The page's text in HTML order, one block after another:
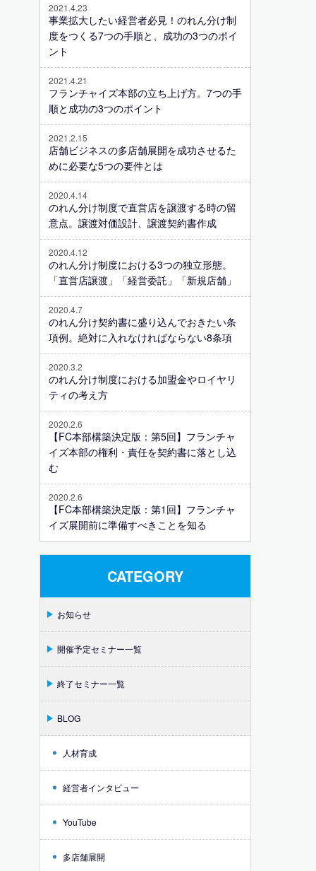
2021.4.23
事業拡大したい経営者必見！のれん分け制
度をつくる7つの手順と、成功の3つのポイ
ント
2021.4.21
フランチャイズ本部の立ち上げ方。7つの手
順と成功の3つのポイント
2021.2.15
店舗ビジネスの多店舗展開を成功させるた
めに必要な5つの要件とは
2020.4.14
のれん分け制度で直営店を譲渡する時の留
意点。譲渡対価設計、譲渡契約書作成
2020.4.12
のれん分け制度における3つの独立形態。
「直営店譲渡」「経営委託」「新規店舗」
2020.4.7
のれん分け契約書に盛り込んでおきたい条
項例。絶対に入れなければならない8条項
2020.3.2
のれん分け制度における加盟金やロイヤリ
ティの考え方
2020.2.6
【FC本部構築決定版：第5回】フランチャ
イズ本部の権利・責任を契約書に落とし込
む
2020.2.6
【FC本部構築決定版：第1回】フランチャ
イズ展開前に準備すべきことを知る
CATEGORY
お知らせ
開催予定セミナー一覧
終了セミナー一覧
BLOG
人材育成
経営者インタビュー
YouTube
多店舗展開